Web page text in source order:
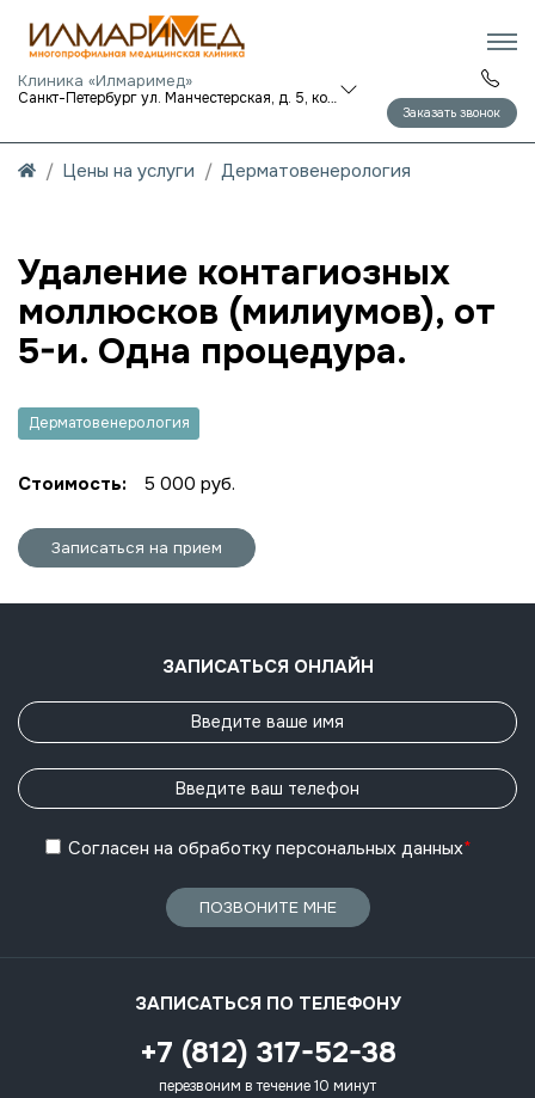
Клиника «Илмаримед»
Санкт-Петербург ул. Манчестерская, д. 5, корп. 1
Заказать звонок
Цены на услуги Дерматовенерология
Удаление контагиозных
моллюсков (милиумов), от
5-и. Одна процедура.
Дерматовенерология
Стоимость: 5 000 руб.
Записаться на прием
ЗАПИСАТЬСЯ ОНЛАЙН
Согласен на обработку персональных данных*
ПОЗВОНИТЕ МНЕ
ЗАПИСАТЬСЯ ПО ТЕЛЕФОНУ
+7 (812) 317-52-38
перезвоним в течение 10 минут